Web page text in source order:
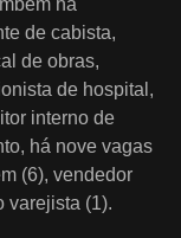
de cabista,
de obras,
de hospital,
interno de
há nove vagas
(6), vendedor
varejista (1).